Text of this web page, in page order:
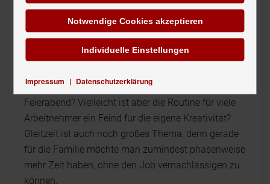
Eigene Erwartungen vs. Berufsziele
Letztendlich spielen aber auch die eigenen
Erwartungen eine große Rolle. Möchte man einen
Bleistift fallen lassen kann und weiß, endlich
Feierabend? Vielleicht ist aber die Routine für viele
Arbeitnehmer ein Feind für die eigene Kreativität?
Gleitzeit ist auch noch großes Thema, denn gerade
für die Familie möchte man zumindest phasenweise
mehr Zeit haben, ohne den Job vernachlässigen zu
können.
Notwendige Cookies akzeptieren
Impressum | Datenschutzerklärung
Individuelle Einstellungen